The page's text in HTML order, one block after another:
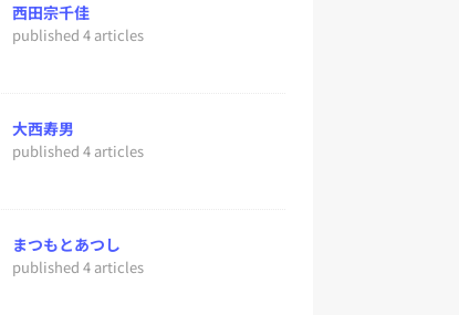
西田宗千佳
published 4 articles
大西寿男
published 4 articles
まつもとあつし
published 4 articles